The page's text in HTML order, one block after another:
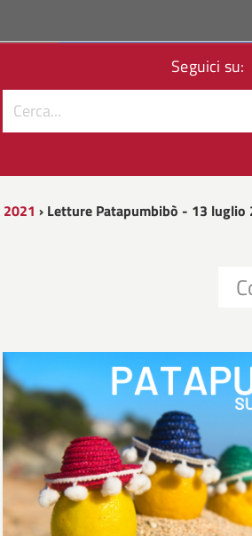
Seguici su:
› Letture Patapumbibò - 13 luglio